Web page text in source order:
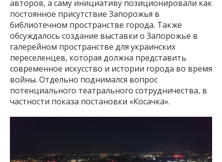
авторов, а саму инициативу позиционировали как
постоянное присутствие Запорожья в
библиотечном пространстве города. Также
обсуждалось создание выставки о Запорожье в
галерейном пространстве для украинских
переселенцев, которая должна представить
современное искусство и истории города во время
войны. Отдельно поднимался вопрос
потенциального театрального сотрудничества, в
частности показа постановки «Косачка».